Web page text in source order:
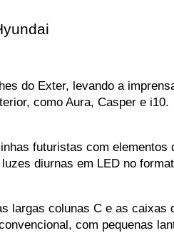
do Exter, levando a
como Aura, Casper e i10.
futuristas com
diurnas em LED no
colunas C e as
com pequenas